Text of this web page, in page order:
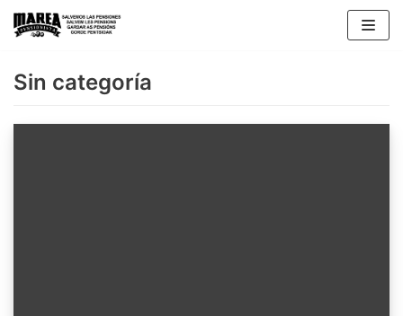
Saltar
Sin categoría